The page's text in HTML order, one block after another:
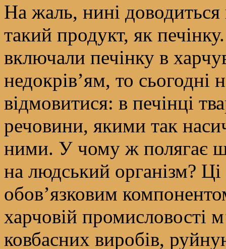
На жаль, нині
такий продукт, як
включали печінку в
недокрів’ям, то сьогодні
відмовитися: в печінці
речовини, якими так
ними. У чому ж полягає
на людський організм?
обов’язковим
харчовій промисловості
ковбасних виробів,